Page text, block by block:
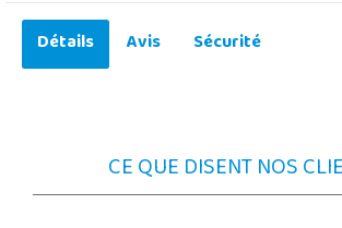
Détails Avis Sécurité
CE QUE DISENT NOS